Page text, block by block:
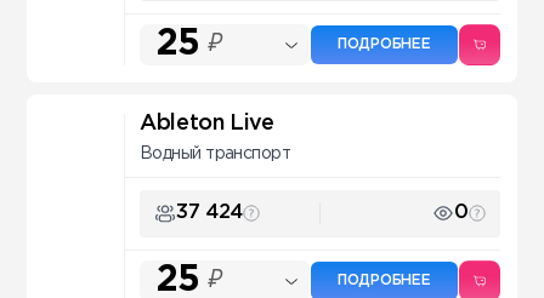
25 ₽ ПОДРОБНЕЕ
Ableton Live
Водный транспорт
37 424 0
25 ₽ ПОДРОБНЕЕ